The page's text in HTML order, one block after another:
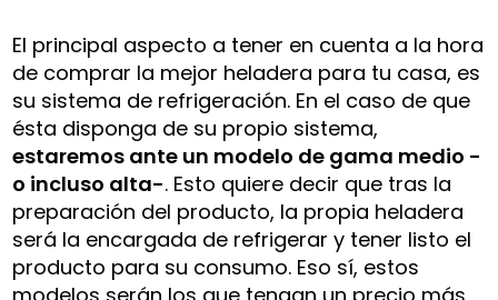
El principal aspecto a tener en cuenta a la hora
de comprar la mejor heladera para tu casa, es
su sistema de refrigeración. En el caso de que
ésta disponga de su propio sistema,
estaremos ante un modelo de gama medio -
o incluso alta-. Esto quiere decir que tras la
preparación del producto, la propia heladera
será la encargada de refrigerar y tener listo el
producto para su consumo. Eso sí, estos